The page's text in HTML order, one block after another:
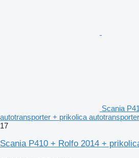
Scania
autotransporter + prikolica
17
Scania P410 + Rolfo 2014 +